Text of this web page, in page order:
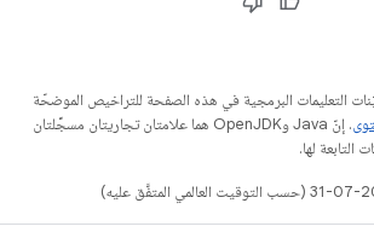
التعليمات البرمجية في هذه الصفحة للتراخيص الموضحّة
. إنّ Java وOpenJDK هما علامتان تجاريتان مسجَّلتان